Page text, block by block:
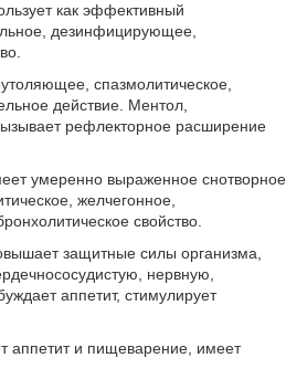
как эффективный
дезинфицирующее,
спазмолитическое,
действие. Ментол,
рефлекторное расширение
умеренно выраженное снотворное
желчегонное,
свойство.
защитные силы организма,
нервную,
аппетит, стимулирует
аппетит и пищеварение, имеет